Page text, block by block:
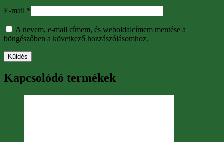
E-mail *
A nevem, e-mail címem, és weboldalcímem mentése a
böngészőben a következő hozzászólásomhoz.
Kapcsolódó termékek